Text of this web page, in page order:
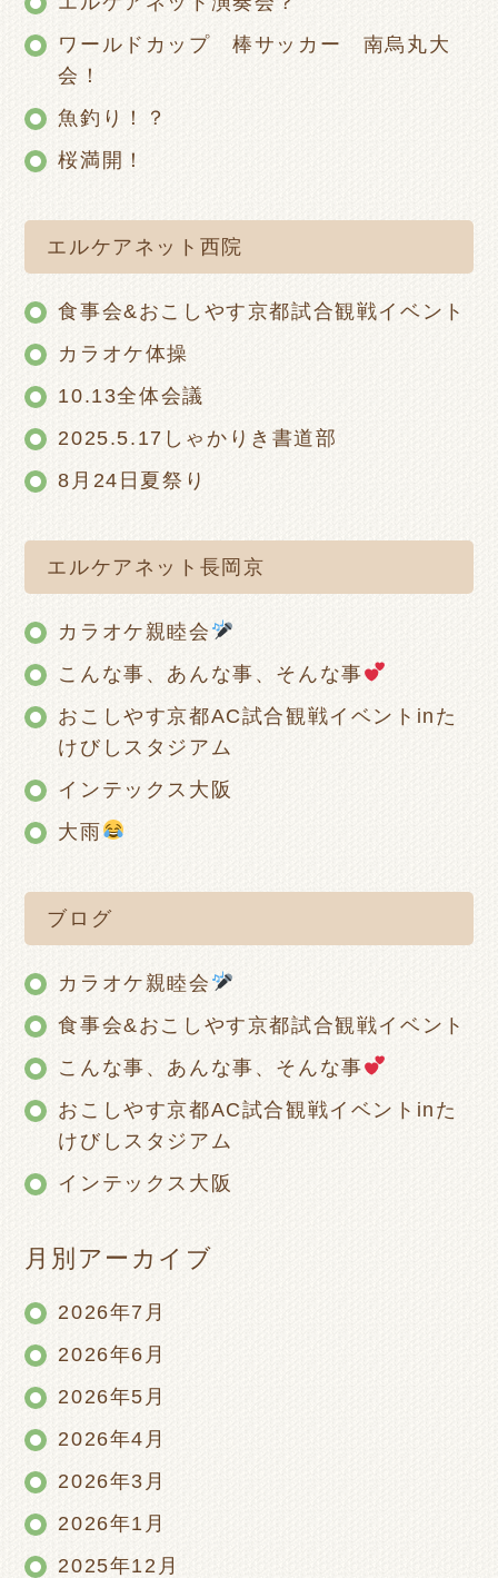
ワールドカップ 棒サッカー 南烏丸大
会！
魚釣り！？
桜満開！
エルケアネット西院
食事会&おこしやす京都試合観戦イベント
カラオケ体操
10.13全体会議
2025.5.17しゃかりき書道部
8月24日夏祭り
エルケアネット長岡京
カラオケ親睦会
こんな事、あんな事、そんな事
おこしやす京都AC試合観戦イベントinた
けびしスタジアム
インテックス大阪
大雨
ブログ
カラオケ親睦会
食事会&おこしやす京都試合観戦イベント
こんな事、あんな事、そんな事
おこしやす京都AC試合観戦イベントinた
けびしスタジアム
インテックス大阪
月別アーカイブ
2026年7月
2026年6月
2026年5月
2026年4月
2026年3月
2026年1月
2025年12月